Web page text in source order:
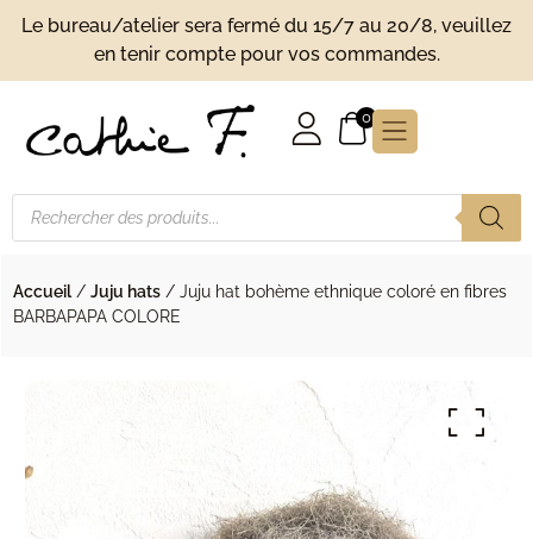
Le bureau/atelier sera fermé du 15/7 au 20/8, veuillez
en tenir compte pour vos commandes.
0
Accueil / Juju hats / Juju hat bohème ethnique coloré en fibres
BARBAPAPA COLORE